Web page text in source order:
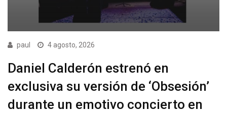
paul 4 agosto, 2026
Daniel Calderón estrenó en
exclusiva su versión de ‘Obsesión’
durante un emotivo concierto en